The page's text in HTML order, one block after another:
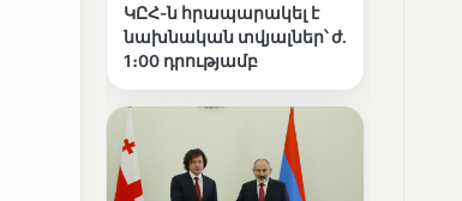
ԿԸՀ-ն հրապարակել է
նախնական տվյալներ՝ ժ․
1։00 դրությամբ